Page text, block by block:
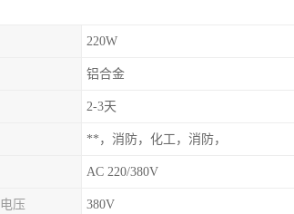
220W
铝合金
2-3天
**，消防，化工，消防，
AC 220/380V
压 380V